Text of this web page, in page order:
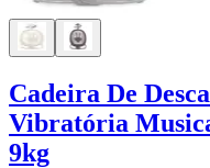
Cadeira De
Vibratória
9kg